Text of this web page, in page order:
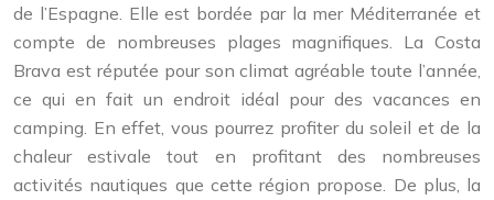
de l’Espagne. Elle est bordée par la mer Méditerranée et
compte de nombreuses plages magnifiques. La Costa
Brava est réputée pour son climat agréable toute l’année,
ce qui en fait un endroit idéal pour des vacances en
camping. En effet, vous pourrez profiter du soleil et de la
chaleur estivale tout en profitant des nombreuses
activités nautiques que cette région propose. De plus, la